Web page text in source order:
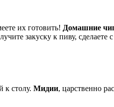
их готовить! Домашние
закуску к пиву,
к столу. Мидии, царственно